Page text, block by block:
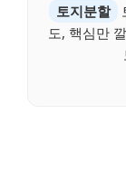
토지분할
도, 핵심만